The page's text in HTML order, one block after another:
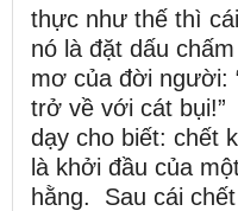
thực như thế thì
nó là đặt dấu
mơ của đời người:
trở về với cát
dạy cho biết: chết
là khởi đầu của
hằng. Sau cái